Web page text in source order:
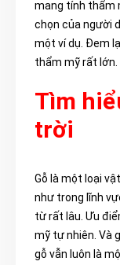
mang tính thẩm
chọn của người
một ví dụ. Đem
thẩm mỹ rất lớn.
Tìm
trời
Gỗ là một loại
như trong lĩnh
từ rất lâu. Ưu
mỹ tự nhiên. Và
gỗ vẫn luôn là